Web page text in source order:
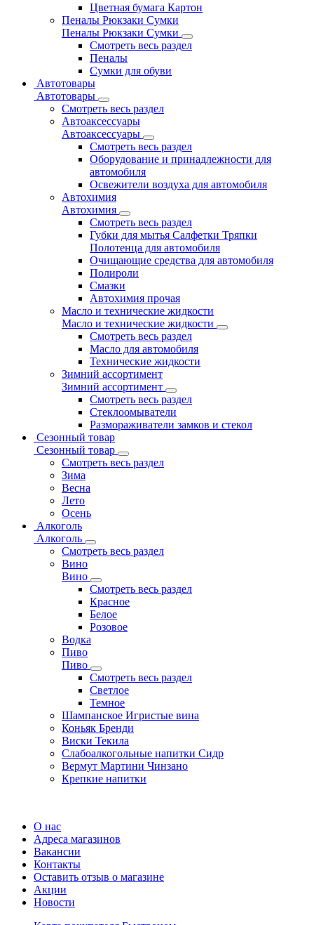
Цветная бумага Картон
Пеналы Рюкзаки Сумки
Пеналы Рюкзаки Сумки
Смотреть весь раздел
Пеналы
Сумки для обуви
Автотовары
Автотовары
Смотреть весь раздел
Автоаксессуары
Автоаксессуары
Смотреть весь раздел
Оборудование и принадлежности для
автомобиля
Освежители воздуха для автомобиля
Автохимия
Автохимия
Смотреть весь раздел
Губки для мытья Салфетки Тряпки
Полотенца для автомобиля
Очищающие средства для автомобиля
Полироли
Смазки
Автохимия прочая
Масло и технические жидкости
Масло и технические жидкости
Смотреть весь раздел
Масло для автомобиля
Технические жидкости
Зимний ассортимент
Зимний ассортимент
Смотреть весь раздел
Стеклоомыватели
Размораживатели замков и стекол
Сезонный товар
Сезонный товар
Смотреть весь раздел
Зима
Весна
Лето
Осень
Алкоголь
Алкоголь
Смотреть весь раздел
Вино
Вино
Смотреть весь раздел
Красное
Белое
Розовое
Водка
Пиво
Пиво
Смотреть весь раздел
Cветлое
Темное
Шампанское Игристые вина
Коньяк Бренди
Виски Текила
Слабоалкогольные напитки Сидр
Вермут Мартини Чинзано
Крепкие напитки
О нас
Адреса магазинов
Вакансии
Контакты
Оставить отзыв о магазине
Акции
Новости